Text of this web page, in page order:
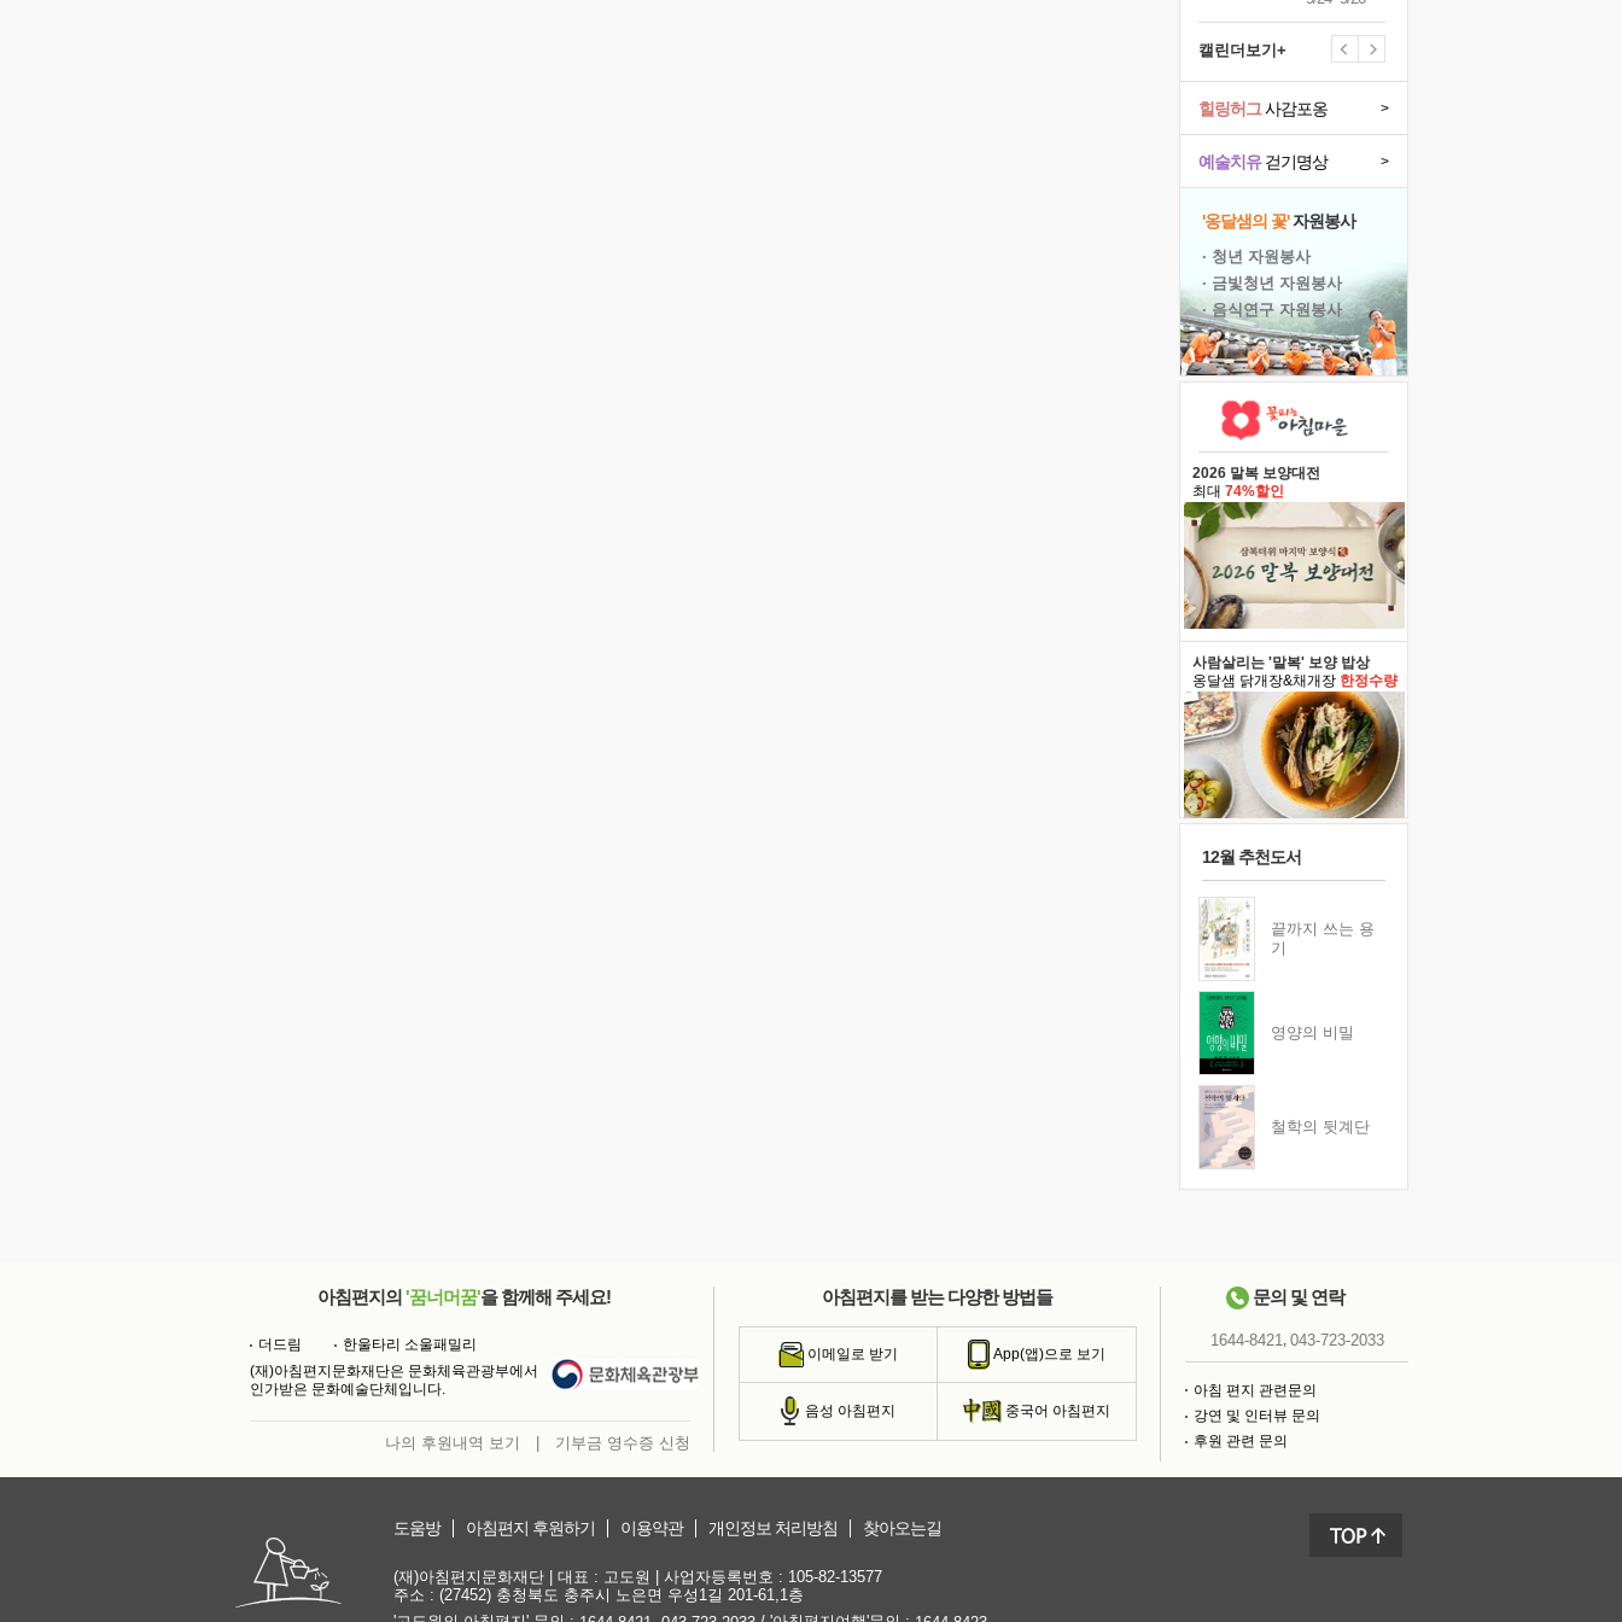
캘린더보기+
예술치유걷기명상 >
힐링허그사감포옹 >
'옹달샘의 꽃'자원봉사
· 청년 자원봉사
· 금빛청년 자원봉사
· 음식연구 자원봉사
2026 말복 보양대전
최대 74%할인
사람살리는 '말복' 보양 밥상
옹달샘 닭개장&채개장 한정수량
12월 추천도서
끝까지 쓰는 용
기
영양의 비밀
철학의 뒷계단
아침편지의 '꿈너머꿈'을 함께해 주세요!
더드림
한울타리 소울패밀리
(재)아침편지문화재단은 문화체육관광부에서
인가받은 문화예술단체입니다.
나의 후원내역 보기 기부금 영수증 신청
아침편지를 받는 다양한 방법들
이메일로 받기 App(앱)으로 보기
음성 아침편지 중국어 아침편지
문의 및 연락
1644-8421, 043-723-2033
아침 편지 관련문의
강연 및 인터뷰 문의
후원 관련 문의
도움방 아침편지 후원하기 이용약관 개인정보 처리방침 찾아오는길
(재)아침편지문화재단 | 대표 : 고도원 | 사업자등록번호 : 105-82-13577
주소 : (27452) 충청북도 충주시 노은면 우성1길 201-61,1층